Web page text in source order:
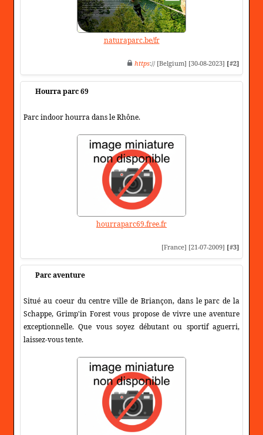
naturaparc.be/fr
https:// [Belgium] [30-08-2023] [#2]
Hourra parc 69
Parc indoor hourra dans le Rhône.
hourraparc69.free.fr
[France] [21-07-2009] [#3]
Parc aventure
Situé au coeur du centre ville de Briançon, dans le parc de la
Schappe, Grimp'in Forest vous propose de vivre une aventure
exceptionnelle. Que vous soyez débutant ou sportif aguerri,
laissez-vous tente.